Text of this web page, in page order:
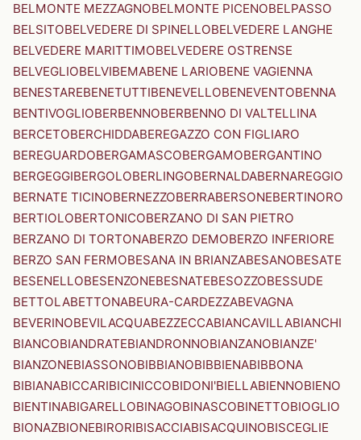
BELMONTE MEZZAGNOBELMONTE PICENOBELPASSO
BELSITOBELVEDERE DI SPINELLOBELVEDERE LANGHE
BELVEDERE MARITTIMOBELVEDERE OSTRENSE
BELVEGLIOBELVIBEMABENE LARIOBENE VAGIENNA
BENESTAREBENETUTTIBENEVELLOBENEVENTOBENNA
BENTIVOGLIOBERBENNOBERBENNO DI VALTELLINA
BERCETOBERCHIDDABEREGAZZO CON FIGLIARO
BEREGUARDOBERGAMASCOBERGAMOBERGANTINO
BERGEGGIBERGOLOBERLINGOBERNALDABERNAREGGIO
BERNATE TICINOBERNEZZOBERRABERSONEBERTINORO
BERTIOLOBERTONICOBERZANO DI SAN PIETRO
BERZANO DI TORTONABERZO DEMOBERZO INFERIORE
BERZO SAN FERMOBESANA IN BRIANZABESANOBESATE
BESENELLOBESENZONEBESNATEBESOZZOBESSUDE
BETTOLABETTONABEURA-CARDEZZABEVAGNA
BEVERINOBEVILACQUABEZZECCABIANCAVILLABIANCHI
BIANCOBIANDRATEBIANDRONNOBIANZANOBIANZE'
BIANZONEBIASSONOBIBBIANOBIBBIENABIBBONA
BIBIANABICCARIBICINICCOBIDONI'BIELLABIENNOBIENO
BIENTINABIGARELLOBINAGOBINASCOBINETTOBIOGLIO
BIONAZBIONEBIRORIBISACCIABISACQUINOBISCEGLIE